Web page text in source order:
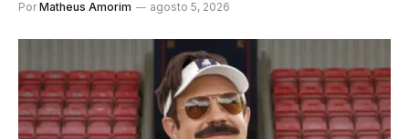
Por Matheus Amorim agosto 5, 2026